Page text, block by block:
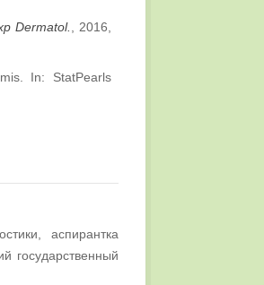
Dermatol.
, 2016,
In: StatPearls
аспирантка
государственный